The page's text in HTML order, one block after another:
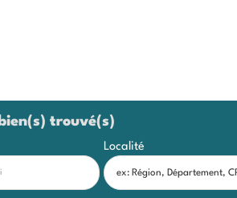
bien(s) trouvé(s)
Localité